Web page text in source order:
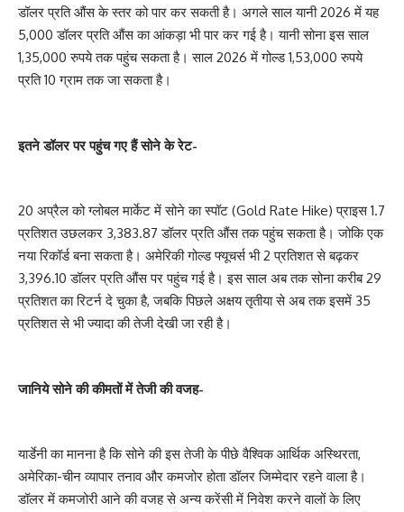
डॉलर प्रति औंस के स्तर को पार कर सकती है। अगले साल यानी 2026 में यह
5,000 डॉलर प्रति औंस का आंकड़ा भी पार कर गई है। यानी सोना इस साल
1,35,000 रुपये तक पहुंच सकता है। साल 2026 में गोल्ड 1,53,000 रुपये
प्रति 10 ग्राम तक जा सकता है।
इतने डॉलर पर पहुंच गए हैं सोने के रेट-
20 अप्रैल को ग्लोबल मार्केट में सोने का स्पॉट (Gold Rate Hike) प्राइस 1.7
प्रतिशत उछलकर 3,383.87 डॉलर प्रति औंस तक पहुंच सकता है। जोकि एक
नया रिकॉर्ड बना सकता है। अमेरिकी गोल्ड फ्यूचर्स भी 2 प्रतिशत से बढ़कर
3,396.10 डॉलर प्रति औंस पर पहुंच गई है। इस साल अब तक सोना करीब 29
प्रतिशत का रिटर्न दे चुका है, जबकि पिछले अक्षय तृतीया से अब तक इसमें 35
प्रतिशत से भी ज्यादा की तेजी देखी जा रही है।
जानिये सोने की कीमतों में तेजी की वजह-
यार्डेनी का मानना है कि सोने की इस तेजी के पीछे वैश्विक आर्थिक अस्थिरता,
अमेरिका-चीन व्यापार तनाव और कमजोर होता डॉलर जिम्मेदार रहने वाला है।
डॉलर में कमजोरी आने की वजह से अन्य करेंसी में निवेश करने वालों के लिए